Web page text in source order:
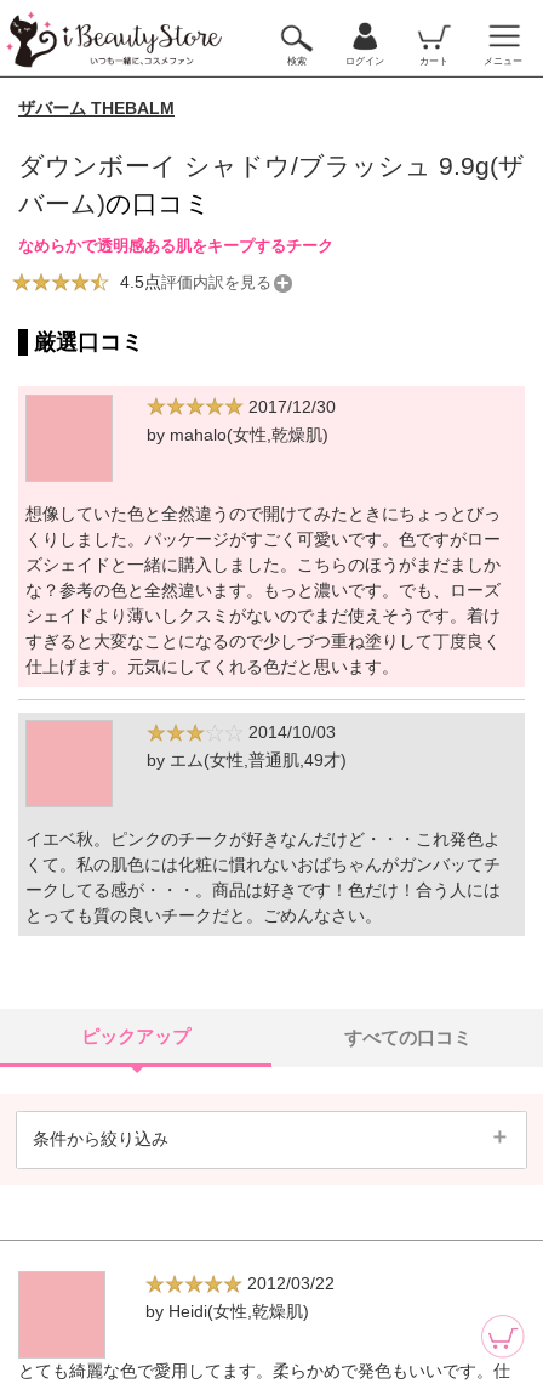
検索 ログイン カート メニュー
ザバーム THEBALM
ダウンボーイ シャドウ/ブラッシュ 9.9g(ザ
バーム)の口コミ
なめらかで透明感ある肌をキープするチーク
4.5点評価内訳を見る
厳選口コミ
2017/12/30
by mahalo(女性,乾燥肌)
想像していた色と全然違うので開けてみたときにちょっとびっ
くりしました。パッケージがすごく可愛いです。色ですがロー
ズシェイドと一緒に購入しました。こちらのほうがまだましか
な？参考の色と全然違います。もっと濃いです。でも、ローズ
シェイドより薄いしクスミがないのでまだ使えそうです。着け
すぎると大変なことになるので少しづつ重ね塗りして丁度良く
仕上げます。元気にしてくれる色だと思います。
2014/10/03
by エム(女性,普通肌,49才)
イエベ秋。ピンクのチークが好きなんだけど・・・これ発色よ
くて。私の肌色には化粧に慣れないおばちゃんがガンバッてチ
ークしてる感が・・・。商品は好きです！色だけ！合う人には
とっても質の良いチークだと。ごめんなさい。
ピックアップ すべての口コミ
条件から絞り込み
2012/03/22
by Heidi(女性,乾燥肌)
とても綺麗な色で愛用してます。柔らかめで発色もいいです。仕